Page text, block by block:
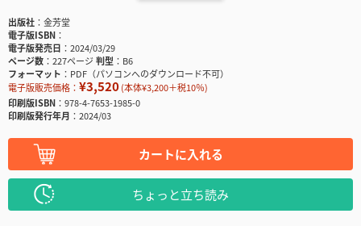
出版社
金芳堂
電子版ISBN
電子版発売日
2024/03/29
ページ数
227ページ判型
B6
フォーマット
PDF（パソコンへのダウンロード不可）
電子版販売価格： ¥3,520(本体¥3,200＋税10％)
印刷版ISBN
978-4-7653-1985-0
印刷版発行年月
2024/03
カートに入れる
ちょっと立ち読み